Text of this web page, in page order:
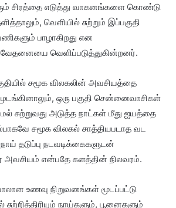
சிரத்தை எடுத்து வாகனங்களை கொண்டு
வெளியில் சுற்றும் இப்பகுதி
பாழாகிறது என
வேதனையை வெளிப்படுத்துகின்றனர்.
சமூக விலகலின் அவசியத்தை
ஒரு பகுதி சென்னைவாசிகள்
சுற்றுவது அடுத்த நாட்கள் மீது ஐயத்தை
சமூக விலகல் சாத்தியபடாத வட
தடுப்பு நடவடிக்கைகளுடன்
அவசியம் என்பதே களத்தின் நிலவரம்.
உணவு நிறுவனங்கள் மூடப்பட்டு
நாய்களும், பூனைகளும்